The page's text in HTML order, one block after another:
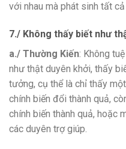
với nhau mà phát sinh tất
7./ Không thấy biết như
a./ Thường Kiến: Không
như thật duyên khởi, thấy
tưởng, cụ thể là chỉ thấy
chính biến đổi thành quả,
chính biến thành quả, hoặc
các duyên trợ giúp.